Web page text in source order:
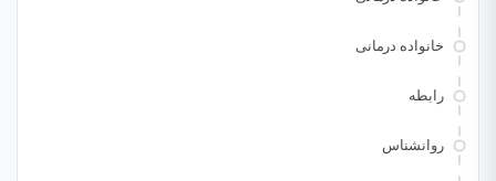
خانواده درمانی
رابطه
روانشناس